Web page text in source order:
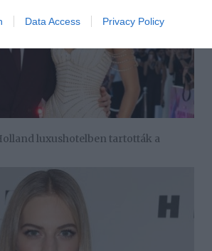
Data Access Privacy Policy
luxushotelben tartották a